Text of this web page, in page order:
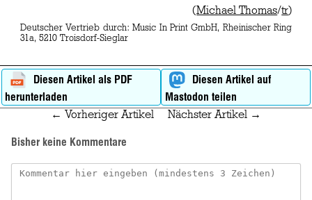
(Michael Thomas/tr)
Deutscher Vertrieb durch: Music In Print GmbH, Rheinischer Ring
31a, 5210 Troisdorf-Sieglar
Diesen Artikel als PDF
herunterladen
Diesen Artikel auf
Mastodon teilen
← Vorheriger Artikel Nächster Artikel →
Bisher keine Kommentare